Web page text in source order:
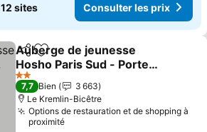
12 sites Consulter les prix
PartagerAjouter à mes favoris
Auberge de jeunesse
Hosho Paris Sud - Porte
d'Italie
2 Étoiles
7,7 Bien
3 663
Le Kremlin-Bicêtre
Options de restauration et de shopping à
proximité